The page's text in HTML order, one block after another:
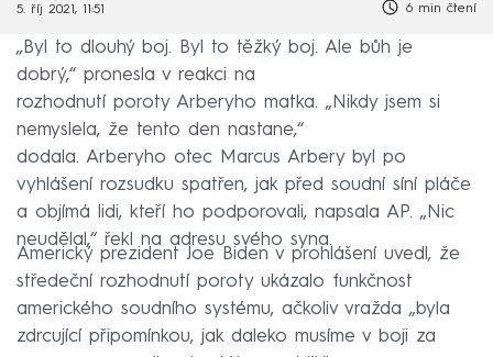
5. říj 2021, 11:51 6 min čtení
„Byl to dlouhý boj. Byl to těžký boj. Ale bůh je
dobrý,“ pronesla v reakci na
rozhodnutí poroty Arberyho matka. „Nikdy jsem si
nemyslela, že tento den nastane,“
dodala. Arberyho otec Marcus Arbery byl po
vyhlášení rozsudku spatřen, jak před soudní síní pláče
a objímá lidi, kteří ho podporovali, napsala AP. „Nic
neudělal,“ řekl na adresu svého syna.
Americký prezident Joe Biden v prohlášení uvedl, že
středeční rozhodnutí poroty ukázalo funkčnost
amerického soudního systému, ačkoliv vražda „byla
zdrcující připomínkou, jak daleko musíme v boji za